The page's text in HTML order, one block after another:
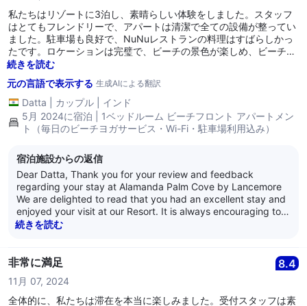
私たちはリゾートに3泊し、素晴らしい体験をしました。スタッフ
はとてもフレンドリーで、アパートは清潔で全ての設備が整ってい
ました。駐車場も良好で、NuNuレストランの料理はすばらしかっ
たです。ロケーションは完璧で、ビーチの景色が楽しめ、ビーチか
らわずか数メートルの距離にありました。
続きを読む
元の言語で表示する 生成AIによる翻訳
Datta カップル
インド
5月 2024に宿泊 | 1ベッドルーム ビーチフロント アパートメン
ト（毎日のビーチヨガサービス・Wi-Fi・駐車場利用込み）
宿泊施設からの返信
Dear Datta, Thank you for your review and feedback
regarding your stay at Alamanda Palm Cove by Lancemore
We are delighted to read that you had an excellent stay and
enjoyed your visit at our Resort. It is always encouraging to
learn that guests are satisfied with our service as it is what
Regards, The Alamanda Team
続きを読む
非常に満足 8.4
11月 07, 2024
全体的に、私たちは滞在を本当に楽しみました。受付スタッフは素